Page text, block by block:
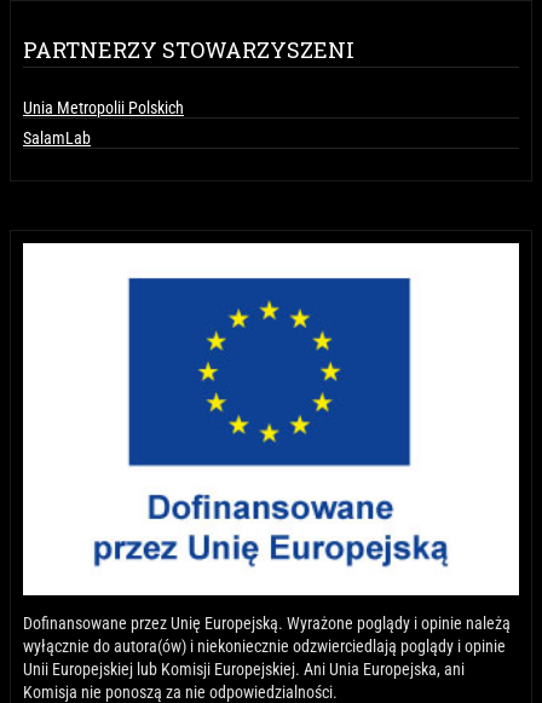
PARTNERZY STOWARZYSZENI
Unia Metropolii Polskich
SalamLab
Dofinansowane przez Unię Europejską. Wyrażone poglądy i opinie należą
wyłącznie do autora(ów) i niekoniecznie odzwierciedlają poglądy i opinie
Unii Europejskiej lub Komisji Europejskiej. Ani Unia Europejska, ani
Komisja nie ponoszą za nie odpowiedzialności.